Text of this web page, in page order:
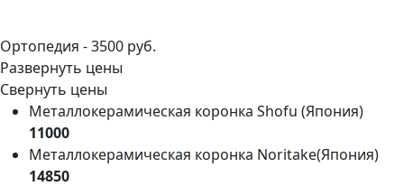
Ортопедия -3500 руб.
Развернуть цены
Свернуть цены
Металлокерамическая коронка Shofu (Япония)
11000
Металлокерамическая коронка Noritake(Япония)
14850